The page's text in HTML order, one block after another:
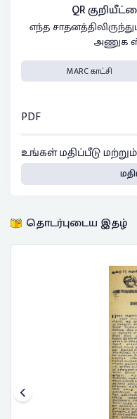
QR
எந்த
அணுக
MARC காட்சி
PDF
உங்கள் மதிப்பீடு
தொடர்புடைய இதழ்